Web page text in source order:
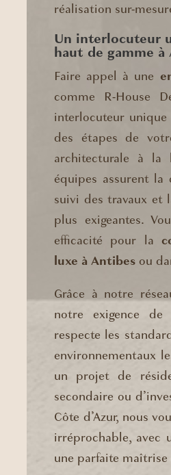
réalisation sur-
Un interlocuteur
haut de gamme
Faire appel à une
comme R-House
interlocuteur unique
des étapes de
architecturale à la
équipes assurent
suivi des travaux et
plus exigeantes.
efficacité pour la
luxe à Antibes ou
Grâce à notre
notre exigence de
respecte les
environnementaux
un projet de
secondaire ou
Côte d’Azur, nous
irréprochable,
une parfaite maîtrise